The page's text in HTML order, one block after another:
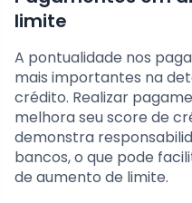
limite
A pontualidade nos
mais importantes na
crédito. Realizar
melhora seu score de
demonstra
bancos, o que pode
de aumento de limite.